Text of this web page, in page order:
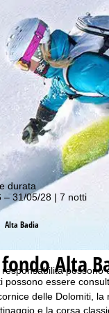
ottimale, utilizziamo i
con i nostri partner.
sul browser. Questi
e misurazione
momento), che
o Microsoft negli
l'uso di cookie
e necessari per
possono
possono essere
offerte migliori!
durata
– 31/05/28 | 7 notti
Alta Badia
Alta
delle Dolomiti,
e la corsa